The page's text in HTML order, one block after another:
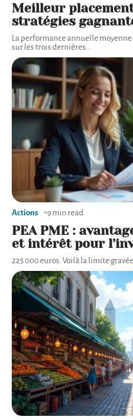
Meilleur
stratégies
La performance annuelle
sur les trois dernières
PEA PME :
et intérêt pour
225 000 euros. Voilà la limite
Actions 9 min read